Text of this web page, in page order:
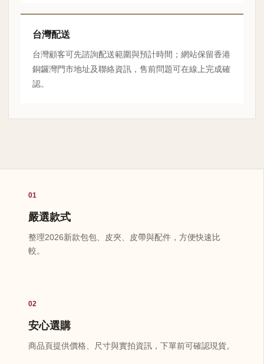
台灣配送
台灣顧客可先諮詢配送範圍與預計時間；網站保留香港
銅鑼灣門市地址及聯絡資訊，售前問題可在線上完成確
認。
01
嚴選款式
整理2026新款包包、皮夾、皮帶與配件，方便快速比
較。
02
安心選購
商品頁提供價格、尺寸與實拍資訊，下單前可確認現貨。